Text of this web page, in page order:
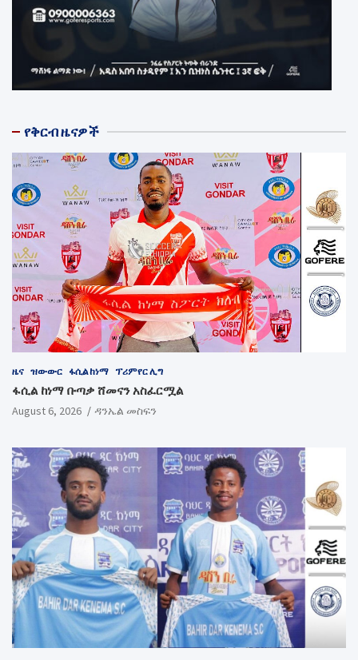
የቅርብ ዜናዎች
ዜና ዝውውር ፋሲል ከነማ ፕሪምየር ሊግ
ፋሲል ከነማ ቡጣቃ ሸመናን አስፈርሟል
August 6, 2026 ዳንኤል መስፍን